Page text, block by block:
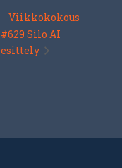
Viikkokokous
#629 Silo AI
esittely